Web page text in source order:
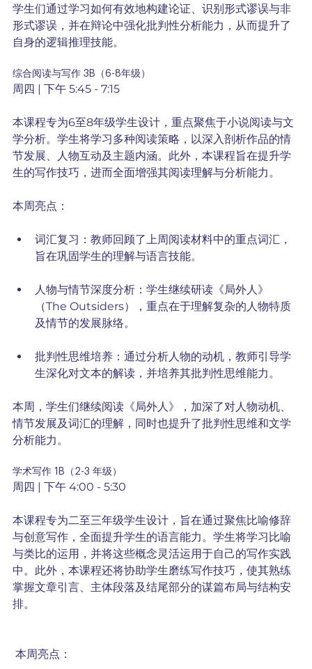
学生们通过学习如何有效地构建论证、识别形式谬误与非
形式谬误，并在辩论中强化批判性分析能力，从而提升了
自身的逻辑推理技能。
综合阅读与写作 3B（6-8年级）
周四 | 下午 5:45 - 7:15
本课程专为6至8年级学生设计，重点聚焦于小说阅读与文
学分析。学生将学习多种阅读策略，以深入剖析作品的情
节发展、人物互动及主题内涵。此外，本课程旨在提升学
生的写作技巧，进而全面增强其阅读理解与分析能力。
本周亮点：
词汇复习：教师回顾了上周阅读材料中的重点词汇，
旨在巩固学生的理解与语言技能。
人物与情节深度分析：学生继续研读《局外人》
（The Outsiders），重点在于理解复杂的人物特质
及情节的发展脉络。
批判性思维培养：通过分析人物的动机，教师引导学
生深化对文本的解读，并培养其批判性思维能力。
本周，学生们继续阅读《局外人》，加深了对人物动机、
情节发展及词汇的理解，同时也提升了批判性思维和文学
分析能力。
学术写作 1B（2-3 年级）
周四 | 下午 4:00 - 5:30
本课程专为二至三年级学生设计，旨在通过聚焦比喻修辞
与创意写作，全面提升学生的语言能力。学生将学习比喻
与类比的运用，并将这些概念灵活运用于自己的写作实践
中。此外，本课程还将协助学生磨练写作技巧，使其熟练
掌握文章引言、主体段落及结尾部分的谋篇布局与结构安
排。
本周亮点：